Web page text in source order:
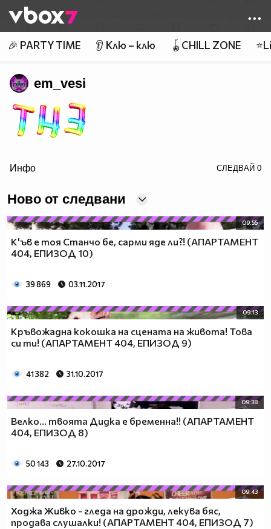
👾
🎉 PARTY TIME 👂 Клю – клю 🪀CHILL ZONE
em_vesi
Инфо СЛЕДВАЙ 0
Ново от следвани
09:55
К'ъв е тоя Станчо бе, сарми яде ли?! (АПАРТАМЕНТ
404, ЕПИЗОД 10)
39 869 03.11.2017
09:13
Кръвожадна кокошка на сцената на живота! Това
си ти! (АПАРТАМЕНТ 404, ЕПИЗОД 9)
41 382 31.10.2017
09:38
Велко... твоята Дидка е бременна!! (АПАРТАМЕНТ
404, ЕПИЗОД 8)
50 143 27.10.2017
09:43
Ходжа Живко - гледа на дрожди, лекува бяс,
продава слушалки! (АПАРТАМЕНТ 404, ЕПИЗОД 7)